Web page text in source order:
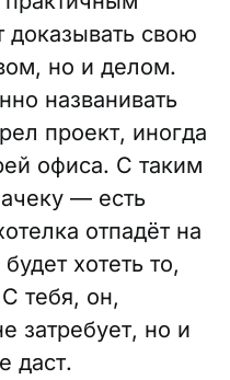
свою
но и делом.
названивать
проект, иногда
офиса. С таким
— есть
отпадёт на
хотеть то,
тебя, он,
затребует, но и
даст.